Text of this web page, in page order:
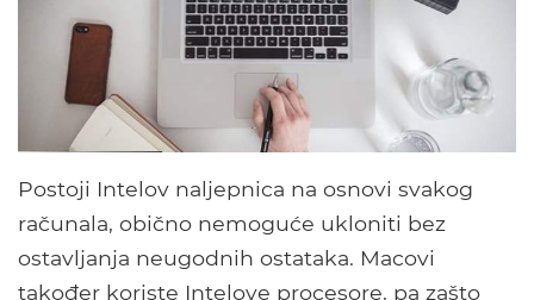
Postoji Intelov naljepnica na osnovi svakog
računala, obično nemoguće ukloniti bez
ostavljanja neugodnih ostataka. Macovi
također koriste Intelove procesore, pa zašto